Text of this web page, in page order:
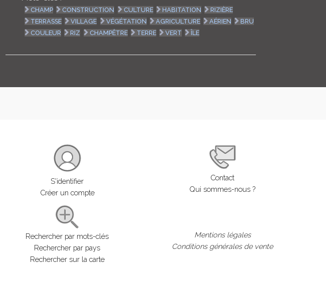
CHAMP CONSTRUCTION CULTURE HABITATION
RIZIÈRE
TERRASSE
VILLAGE VÉGÉTATION AGRICULTURE AÉRIEN
BRU
COULEUR
RIZ CHAMPÊTRE TERRE VERT ÎLE
S'identifier
Créer un compte
Rechercher par mots-clés
Rechercher par pays
Rechercher sur la carte
Contact
Qui sommes-nous ?
Mentions légales
Conditions générales de vente